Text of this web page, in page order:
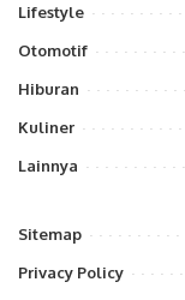
Lifestyle
Otomotif
Hiburan
Kuliner
Lainnya
Sitemap
Privacy Policy